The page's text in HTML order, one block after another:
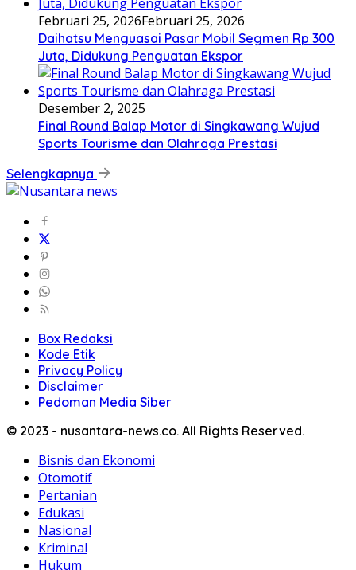
Februari 25, 2026Februari 25, 2026
Daihatsu Menguasai Pasar Mobil Segmen Rp 300
Juta, Didukung Penguatan Ekspor
Desember 2, 2025
Final Round Balap Motor di Singkawang Wujud
Sports Tourisme dan Olahraga Prestasi
Selengkapnya
Box Redaksi
Kode Etik
Privacy Policy
Disclaimer
Pedoman Media Siber
© 2023 - nusantara-news.co. All Rights Reserved.
Bisnis dan Ekonomi
Otomotif
Pertanian
Edukasi
Nasional
Kriminal
Hukum